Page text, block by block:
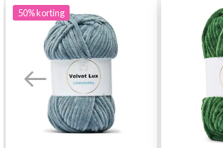
50%korting